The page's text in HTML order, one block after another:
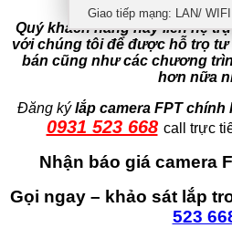
Giao tiếp mạng: LAN/ WIFI
Quý khách hàng hãy liên hệ
với chúng tôi để được hỗ trọ tư
bán cũng như các chương
hơn nữa
Đăng kýlắp camera FPT
0931 523 668 call trực
Nhận báo giá camera
Gọi ngay – khảo sát lắp
523